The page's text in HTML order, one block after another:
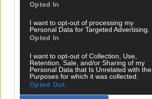
Opted In
I want to opt-out of processing my
Personal Data for Targeted Advertising.
Opted In
I want to opt-out of Collection, Use,
Retention, Sale, and/or Sharing of my
Personal Data that Is Unrelated with the
Purposes for which it was collected.
Opted Out
SCHNELL ZUM RESSORT
Nachrichten
Wirtschaft